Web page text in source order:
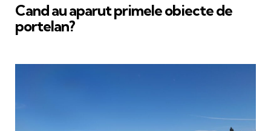
Cand au aparut primele obiecte de
portelan?